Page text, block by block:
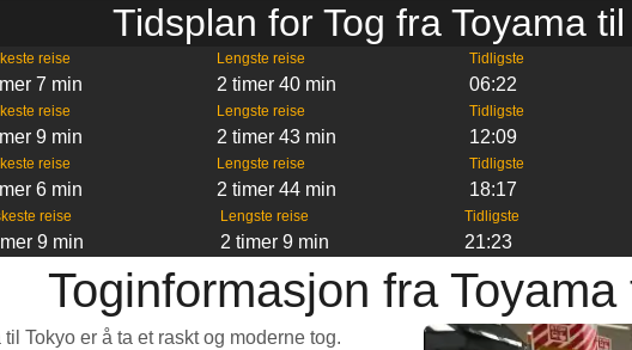
Tidsplan for Tog fra Toyama til
reise
7 min
Lengste reise
2 timer 40 min
Tidligste
06:22
reise
9 min
Lengste reise
2 timer 43 min
Tidligste
12:09
reise
6 min
Lengste reise
2 timer 44 min
Tidligste
18:17
reise
9 min
Lengste reise
2 timer 9 min
Tidligste
21:23
Toginformasjon fra Toyama
Tokyo er å ta et raskt og moderne tog.